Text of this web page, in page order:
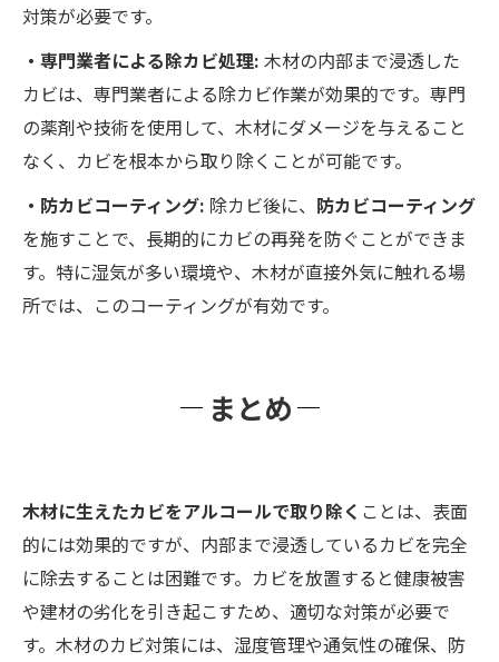
対策が必要です。
・専門業者による除カビ処理: 木材の内部まで浸透した
カビは、専門業者による除カビ作業が効果的です。専門
の薬剤や技術を使用して、木材にダメージを与えること
なく、カビを根本から取り除くことが可能です。
・防カビコーティング: 除カビ後に、 防カビコーティング
を施すことで、長期的にカビの再発を防ぐことができま
す。特に湿気が多い環境や、木材が直接外気に触れる場
所では、このコーティングが有効です。
まとめ
木材に生えたカビをアルコールで取り除く ことは、表面
的には効果的ですが、内部まで浸透しているカビを完全
に除去することは困難です。カビを放置すると健康被害
や建材の劣化を引き起こすため、適切な対策が必要で
す。木材のカビ対策には、湿度管理や通気性の確保、防